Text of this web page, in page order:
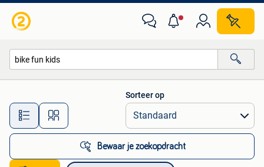
Alle afstanden…
Sorteer op
Bewaar je zoekopdracht